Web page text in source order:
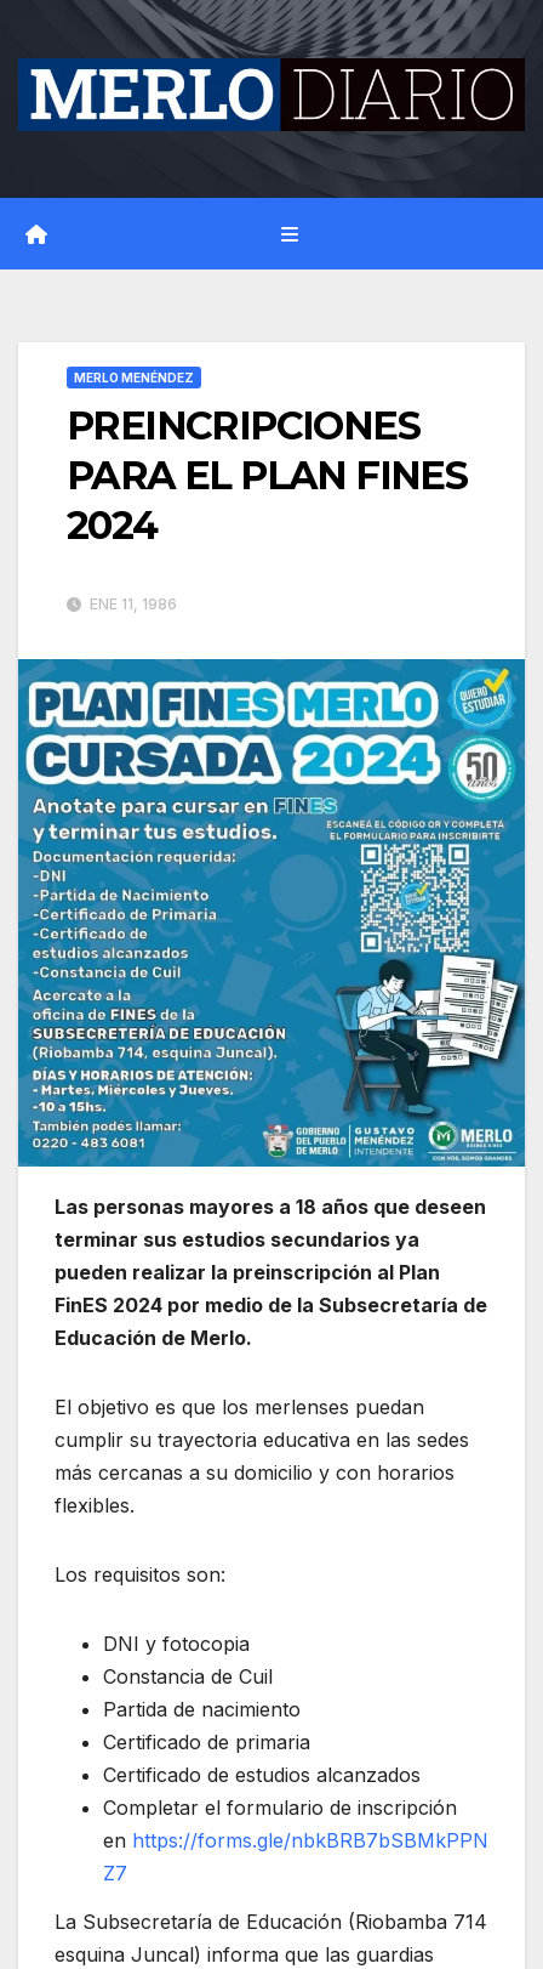
content
MERLO MENÉNDEZ
PREINCRIPCIONES
PARA EL PLAN FINES
2024
ENE 11, 1986
Las personas mayores a 18 años que deseen
terminar sus estudios secundarios ya
pueden realizar la preinscripción al Plan
FinES 2024 por medio de la Subsecretaría de
Educación de Merlo.
El objetivo es que los merlenses puedan
cumplir su trayectoria educativa en las sedes
más cercanas a su domicilio y con horarios
flexibles.
Los requisitos son:
DNI y fotocopia
Constancia de Cuil
Partida de nacimiento
Certificado de primaria
Certificado de estudios alcanzados
Completar el formulario de inscripción
en https://forms.gle/nbkBRB7bSBMkPPN
Z7
La Subsecretaría de Educación (Riobamba 714
esquina Juncal) informa que las guardias